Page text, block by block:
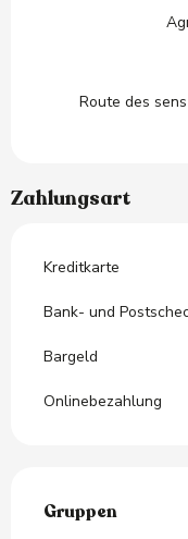
Route des
Zahlungsart
Kreditkarte
Bank- und
Bargeld
Onlinebezahlung
Gruppen
Gruppen